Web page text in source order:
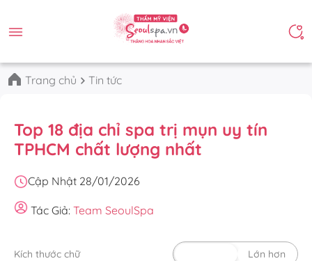
Trang chủ Tin tức
Top 18 địa chỉ spa trị mụn uy tín
TPHCM chất lượng nhất
Cập Nhật 28/01/2026
Tác Giả: Team SeoulSpa
Kích thước chữ Lớn hơn